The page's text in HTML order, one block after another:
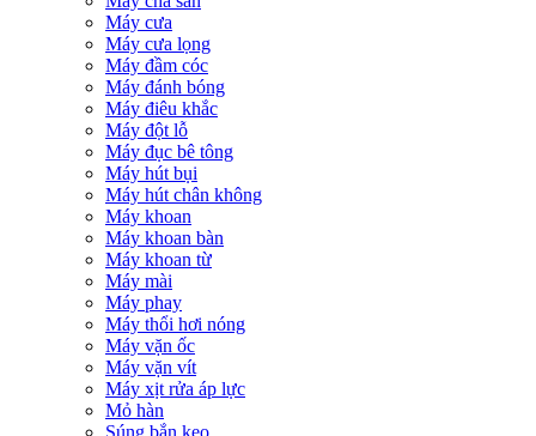
Máy cưa
Máy cưa lọng
Máy đầm cóc
Máy đánh bóng
Máy điêu khắc
Máy đột lỗ
Máy đục bê tông
Máy hút bụi
Máy hút chân không
Máy khoan
Máy khoan bàn
Máy khoan từ
Máy mài
Máy phay
Máy thổi hơi nóng
Máy vặn ốc
Máy vặn vít
Máy xịt rửa áp lực
Mỏ hàn
Súng bắn keo